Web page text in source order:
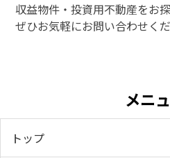
収益物件・投資用不動産をお探
ぜひお気軽にお問い合わせくだ
メニ
トップ